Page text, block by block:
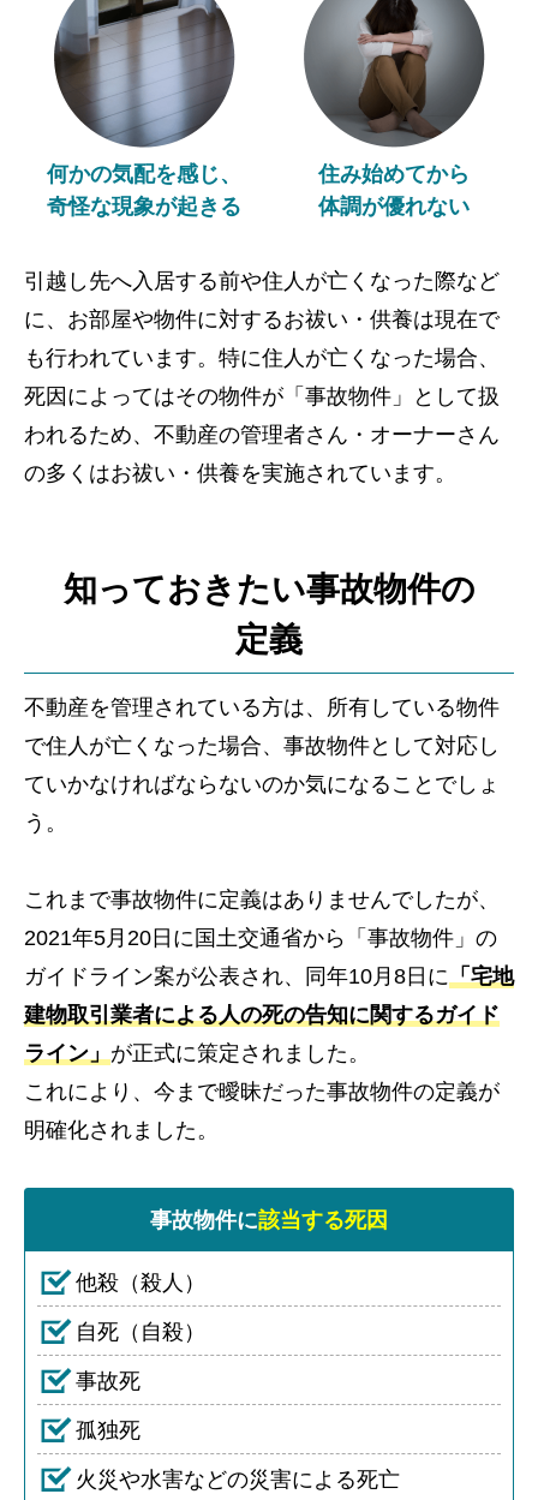
何かの気配を感じ、
奇怪な現象が起きる
住み始めてから
体調が優れない
引越し先へ入居する前や住人が亡くなった際など
に、お部屋や物件に対するお祓い・供養は現在で
も行われています。特に住人が亡くなった場合、
死因によってはその物件が「事故物件」として扱
われるため、不動産の管理者さん・オーナーさん
の多くはお祓い・供養を実施されています。
知っておきたい事故物件の
定義
不動産を管理されている方は、所有している物件
で住人が亡くなった場合、事故物件として対応し
ていかなければならないのか気になることでしょ
う。
これまで事故物件に定義はありませんでしたが、
2021年5月20日に国土交通省から「事故物件」の
ガイドライン案が公表され、同年10月8日に「宅地
建物取引業者による人の死の告知に関するガイド
ライン」が正式に策定されました。
これにより、今まで曖昧だった事故物件の定義が
明確化されました。
事故物件に該当する死因
他殺（殺人）
自死（自殺）
事故死
孤独死
火災や水害などの災害による死亡